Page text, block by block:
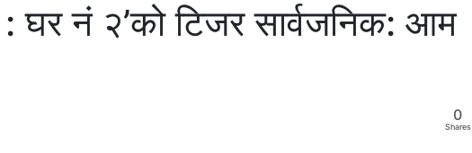
घर नं २’को टिजर सार्वजनिक: आम
0
Shares